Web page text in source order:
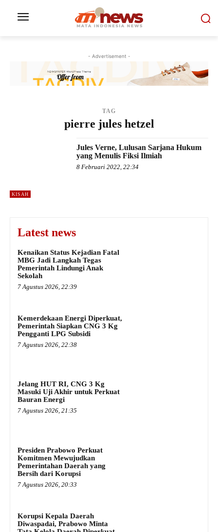
- Advertisement -
TAG
pierre jules hetzel
KISAH
Jules Verne, Lulusan Sarjana Hukum
yang Menulis Fiksi Ilmiah
8 Februari 2022, 22:34
Latest news
Kenaikan Status Kejadian Fatal
MBG Jadi Langkah Tegas
Pemerintah Lindungi Anak
Sekolah
7 Agustus 2026, 22:39
Kemerdekaan Energi Diperkuat,
Pemerintah Siapkan CNG 3 Kg
Pengganti LPG Subsidi
7 Agustus 2026, 22:38
Jelang HUT RI, CNG 3 Kg
Masuki Uji Akhir untuk Perkuat
Bauran Energi
7 Agustus 2026, 21:35
Presiden Prabowo Perkuat
Komitmen Mewujudkan
Pemerintahan Daerah yang
Bersih dari Korupsi
7 Agustus 2026, 20:33
Korupsi Kepala Daerah
Diwaspadai, Prabowo Minta